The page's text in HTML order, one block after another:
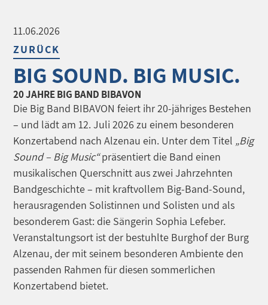
11.06.2026
ZURÜCK
BIG SOUND. BIG MUSIC.
20 JAHRE BIG BAND BIBAVON
Die Big Band BIBAVON feiert ihr 20-jähriges Bestehen
– und lädt am 12. Juli 2026 zu einem besonderen
Konzertabend nach Alzenau ein. Unter dem Titel „Big
Sound – Big Music“präsentiert die Band einen
musikalischen Querschnitt aus zwei Jahrzehnten
Bandgeschichte – mit kraftvollem Big-Band-Sound,
herausragenden Solistinnen und Solisten und als
besonderem Gast: die Sängerin Sophia Lefeber.
Veranstaltungsort ist der bestuhlte Burghof der Burg
Alzenau, der mit seinem besonderen Ambiente den
passenden Rahmen für diesen sommerlichen
Konzertabend bietet.